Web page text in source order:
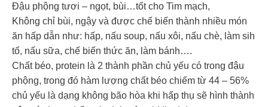
Đậu phộng tươi – ngọt, bùi…tốt cho Tim mạch,
Không chỉ bùi, ngậy và được chế biến thành nhiều món
ăn hấp dẫn như: hấp, nấu soup, nấu xôi, nấu chè, làm sih
tố, nấu sữa, chế biến thức ăn, làm bánh….
Chất béo, protein là 2 thành phần chủ yếu có trong đậu
phộng, trong đó hàm lượng chất béo chiếm từ 44 – 56%
chủ yếu là dạng không bão hòa khi hấp thụ sẽ hình thành